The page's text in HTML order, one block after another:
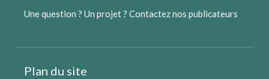
Une question ? Un projet ? Contactez nos publicateurs
Plan du site